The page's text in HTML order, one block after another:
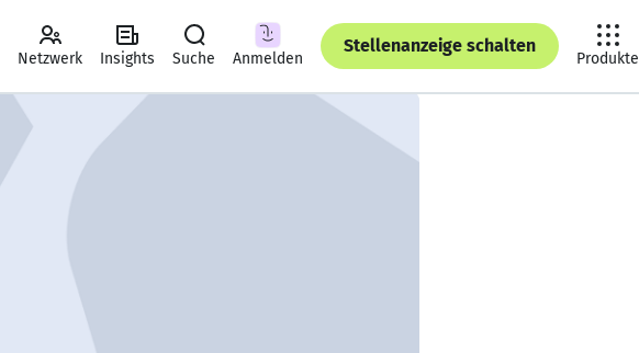
Netzwerk Insights Suche Anmelden
Stellenanzeige schalten
Produkte